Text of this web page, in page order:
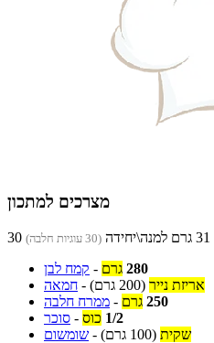
מצרכים למתכון
(30 עוגיות חלבה)
קמח לבן - 280 גרם
חמאה - אריזת נייר (200 גרם)
ממרח חלבה - 250 גרם
סוכר - 1/2 כוס
שומשום - שקית (100 גרם)